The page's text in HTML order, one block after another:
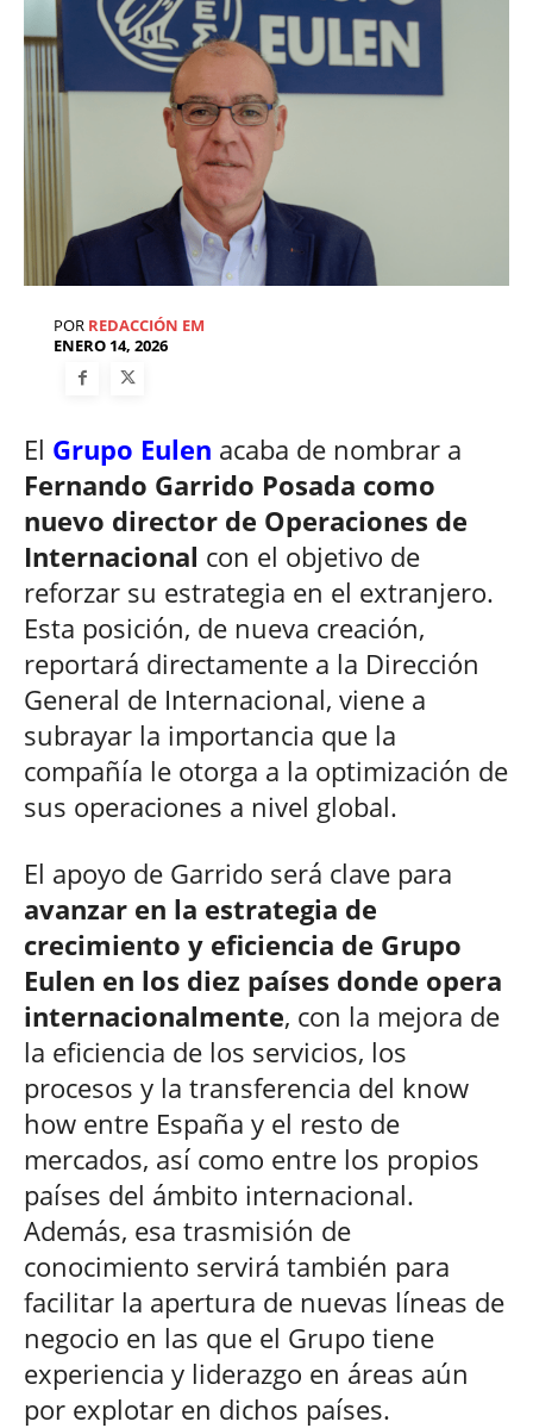
POR REDACCIÓN EM
ENERO 14, 2026
El Grupo Eulen acaba de nombrar a
Fernando Garrido Posada como
nuevo director de Operaciones de
Internacional con el objetivo de
reforzar su estrategia en el extranjero.
Esta posición, de nueva creación,
reportará directamente a la Dirección
General de Internacional, viene a
subrayar la importancia que la
compañía le otorga a la optimización de
sus operaciones a nivel global.
El apoyo de Garrido será clave para
avanzar en la estrategia de
crecimiento y eficiencia de Grupo
Eulen en los diez países donde opera
internacionalmente, con la mejora de
la eficiencia de los servicios, los
procesos y la transferencia del know
how entre España y el resto de
mercados, así como entre los propios
países del ámbito internacional.
Además, esa trasmisión de
conocimiento servirá también para
facilitar la apertura de nuevas líneas de
negocio en las que el Grupo tiene
experiencia y liderazgo en áreas aún
por explotar en dichos países.